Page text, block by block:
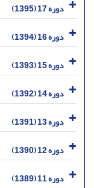
دوره 17 (1395)
دوره 16 (1394)
دوره 15 (1393)
دوره 14 (1392)
دوره 13 (1391)
دوره 12 (1390)
دوره 11 (1389)